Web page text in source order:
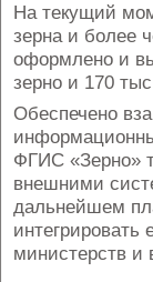
На текущий
зерна и более
оформлено и
зерно и 170
Обеспечено
ФГИС «Зерно»
внешними
дальнейшем
министерств и